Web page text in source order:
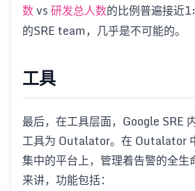
数 vs 研发总人数的比例普遍接近
的SRE team，几乎是不可能的。
工具
最后，在工具层面，Google SRE
工具为 Outalator。在 Outalator
集中的平台上，管理着告警的全生
来讲，功能包括：